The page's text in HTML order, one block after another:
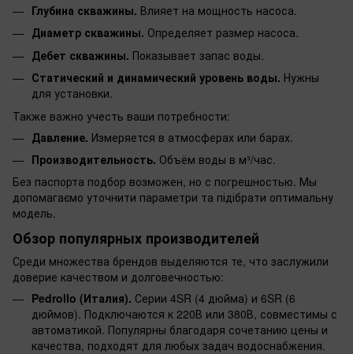
Глубина скважины. Влияет на мощность насоса.
Диаметр скважины. Определяет размер насоса.
Дебет скважины. Показывает запас воды.
Статический и динамический уровень воды. Нужны
для установки.
Также важно учесть ваши потребности:
Давление. Измеряется в атмосферах или барах.
Производительность. Объём воды в м³/час.
Без паспорта подбор возможен, но с погрешностью. Мы
допомагаємо уточнити параметри та підібрати оптимальну
модель.
Обзор популярных производителей
Среди множества брендов выделяются те, что заслужили
доверие качеством и долговечностью:
Pedrollo (Италия). Серии 4SR (4 дюйма) и 6SR (6
дюймов). Подключаются к 220В или 380В, совместимы с
автоматикой. Популярны благодаря сочетанию цены и
качества, подходят для любых задач водоснабжения.